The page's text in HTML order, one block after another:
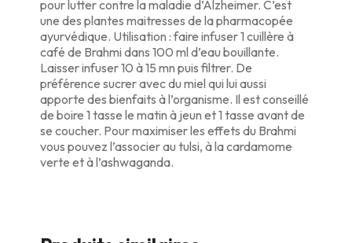
pour lutter contre la maladie d’Alzheimer. C’est
une des plantes maitresses de la pharmacopée
ayurvédique. Utilisation : faire infuser 1 cuillère à
café de Brahmi dans 100 ml d’eau bouillante.
Laisser infuser 10 à 15 mn puis filtrer. De
préférence sucrer avec du miel qui lui aussi
apporte des bienfaits à l’organisme. Il est conseillé
de boire 1 tasse le matin à jeun et 1 tasse avant de
se coucher. Pour maximiser les effets du Brahmi
vous pouvez l’associer au tulsi, à la cardamome
verte et à l’ashwaganda.